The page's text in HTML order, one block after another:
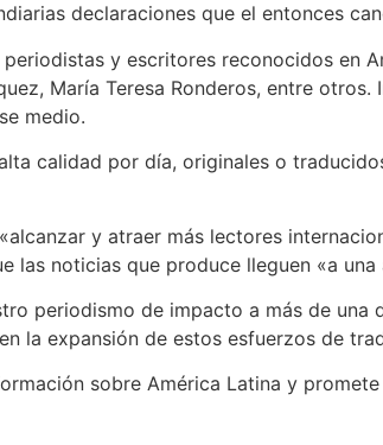
declaraciones que el entonces
y escritores reconocidos en
María Teresa Ronderos, entre
medio.
calidad por día, originales o
y atraer más lectores
las noticias que produce lleguen «a una
periodismo de impacto a más de una
la expansión de estos esfuerzos de
sobre América Latina y